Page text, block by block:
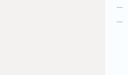
–
–